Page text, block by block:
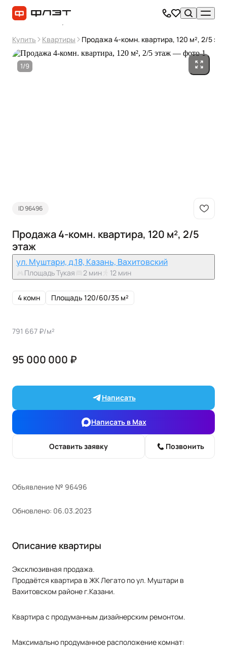
Купить Квартиры Продажа 4-комн. квартира, 120 м², 2/5
1/9
ID 96496
Продажа 4-комн. квартира, 120 м², 2/5
этаж
ул. Муштари, д.18, Казань, Вахитовский
Площадь Тукая 2 мин 12 мин
4 комн Площадь 120/60/35 м²
791 667 ₽/м²
95 000 000 ₽
Написать
Написать в Max
Оставить заявку Позвонить
Объявление № 96496
Обновлено: 06.03.2023
Описание квартиры
Эксклюзивная продажа.
Продаётся квартира в ЖК Легато по ул. Муштари в
Вахитовском районе г.Казани.
Квартира с продуманным дизайнерским ремонтом.
Максимально продуманное расположение комнат: